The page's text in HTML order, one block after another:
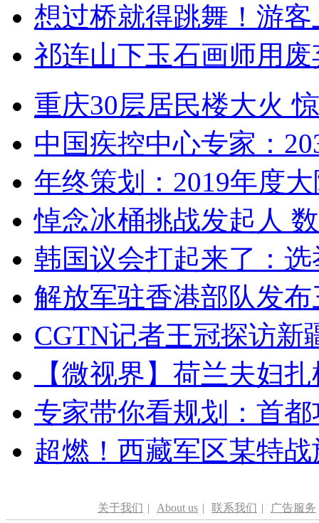
想过桥就得跳舞！游客
祁连山下玉石画师用
重庆30层居民楼大火
中国疾控中心专家：
年终策划：2019年度
悼念冰桶挑战发起人
韩国议会打起来了：
解放军驻香港部队发
CGTN记者王冠探访新
【微视界】荷兰夫妇
专家带你看规划：首
超燃！西藏军区某特
关于我们 | About us | 联系我们 | 广告服务